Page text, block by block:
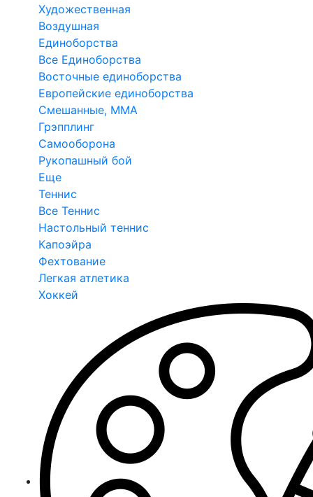
Художественная
Воздушная
Единоборства
Все Единоборства
Восточные единоборства
Европейские единоборства
Смешанные, ММА
Грэпплинг
Самооборона
Рукопашный бой
Еще
Теннис
Все Теннис
Настольный теннис
Капоэйра
Фехтование
Легкая атлетика
Хоккей